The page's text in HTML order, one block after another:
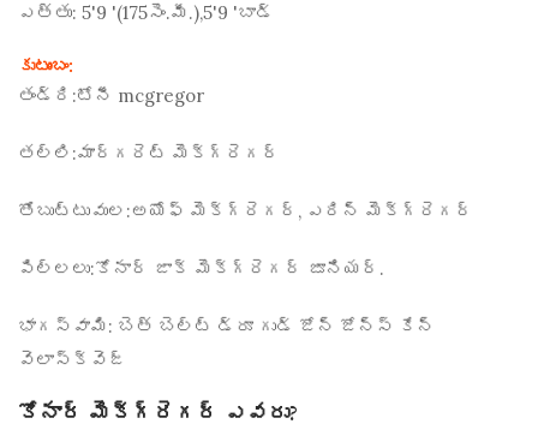
ఎత్తు: 5'9 '(175సెం.మీ.),5'9 'బాడ్
కుటుంబం:
తండ్రి:టోనీ mcgregor
తల్లి:మార్గరెట్ మెక్‌గ్రెగర్
తోబుట్టువుల:అయోఫ్ మెక్‌గ్రెగర్, ఎరిన్ మెక్‌గ్రెగర్
పిల్లలు:కోనార్ జాక్ మెక్‌గ్రెగర్ జూనియర్.
భాగస్వామి: బెత్ బెల్ట్ డ్రూ గుడ్ జోన్ జోన్స్ కేన్
వెలాస్క్వెజ్
కోనార్ మెక్‌గ్రెగర్ ఎవరు?